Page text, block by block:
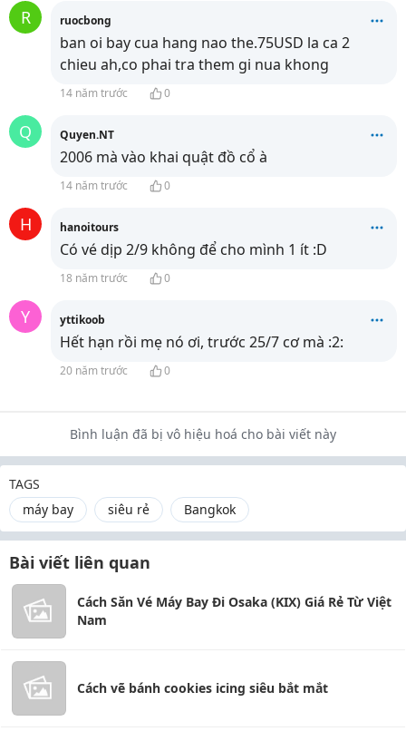
R ruocbong
ban oi bay cua hang nao the.75USD la ca 2
chieu ah,co phai tra them gi nua khong
14 năm trước 0
Q Quyen.NT
2006 mà vào khai quật đồ cổ à
14 năm trước 0
H hanoitours
Có vé dịp 2/9 không để cho mình 1 ít :D
18 năm trước 0
Y yttikoob
Hết hạn rồi mẹ nó ơi, trước 25/7 cơ mà :2:
20 năm trước 0
Bình luận đã bị vô hiệu hoá cho bài viết này
TAGS
máy bay
siêu rẻ Bangkok
Bài viết liên quan
Cách Săn Vé Máy Bay Đi Osaka (KIX) Giá Rẻ Từ Việt
Nam
Cách vẽ bánh cookies icing siêu bắt mắt